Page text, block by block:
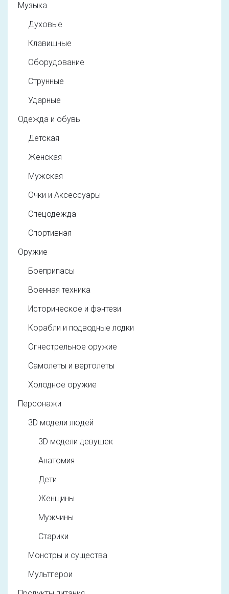
Музыка
Духовые
Клавишные
Оборудование
Струнные
Ударные
Одежда и обувь
Детская
Женская
Мужская
Очки и Аксессуары
Спецодежда
Спортивная
Оружие
Боеприпасы
Военная техника
Историческое и фэнтези
Корабли и подводные лодки
Огнестрельное оружие
Самолеты и вертолеты
Холодное оружие
Персонажи
3D модели людей
3D модели девушек
Анатомия
Дети
Женщины
Мужчины
Старики
Монстры и существа
Мультгерои